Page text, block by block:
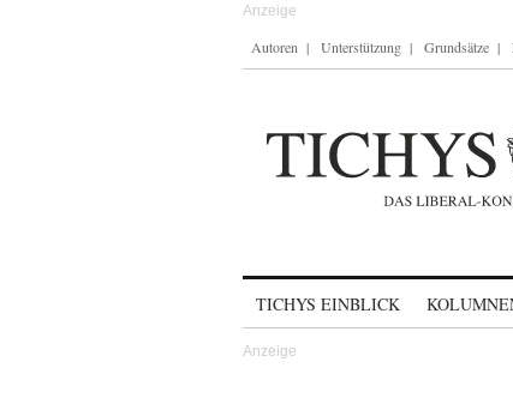
Autoren Unterstützung Grundsätze
TICHYS EINBLICK